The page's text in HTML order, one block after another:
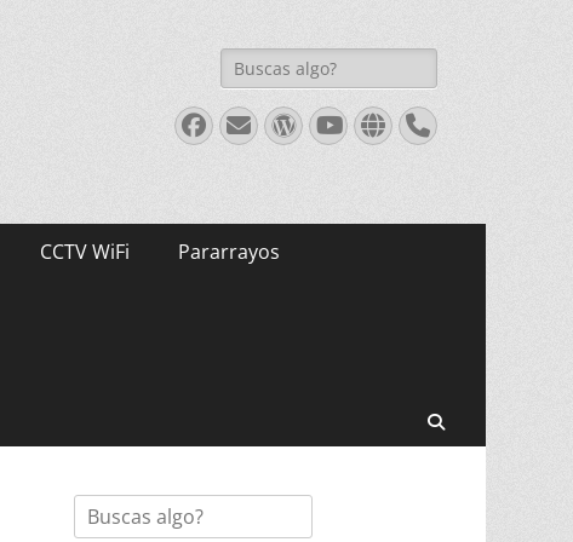
Buscar:
Facebook
Correo
electrónico
WordPress
Youtube
WebTeléfono
CCTV WiFi Pararrayos
Buscar: